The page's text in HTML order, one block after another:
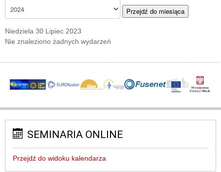
Przejdź do miesiąca
Niedziela 30 Lipiec 2023
Nie znaleziono żadnych wydarzeń
SEMINARIA ONLINE
Przejdź do widoku kalendarza